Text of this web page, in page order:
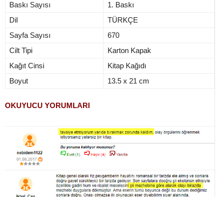
Baskı Sayısı
1. Baskı
Dil
TÜRKÇE
Sayfa Sayısı
670
Cilt Tipi
Karton Kapak
Kağıt Cinsi
Kitap Kağıdı
Boyut
13.5 x 21 cm
OKUYUCU YORUMLARI